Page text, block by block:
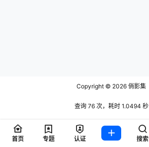
Copyright © 2026 俏影集
查询 76 次，耗时 1.0494 秒
首页 专题 认证 搜索